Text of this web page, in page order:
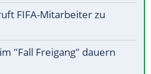
FIFA-Mitarbeiter zu
"Fall Freigang" dauern